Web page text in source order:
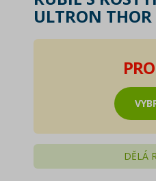
ULTRON THOR
DĚLÁ